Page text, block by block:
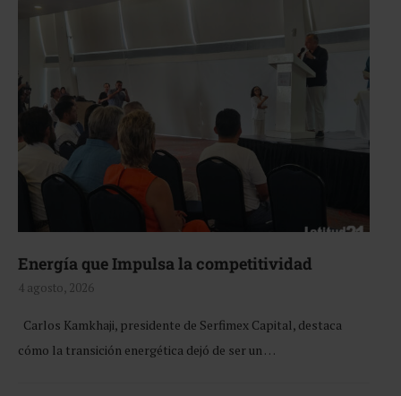
Energía que Impulsa la competitividad
4 agosto, 2026
Carlos Kamkhaji, presidente de Serfimex Capital, destaca
cómo la transición energética dejó de ser un …